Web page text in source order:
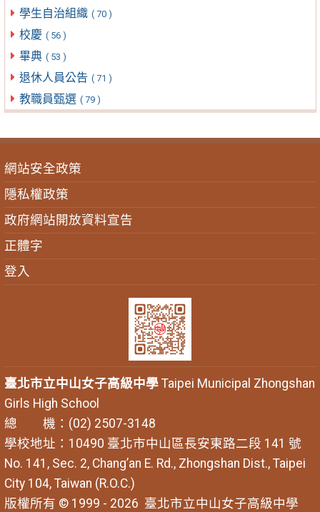
學生自治組織 ( 70 )
校慶 ( 56 )
畢典 ( 53 )
退休人員公告 ( 71 )
教職員甄選 ( 79 )
網站安全政策
隱私權政策
政府網站開放資料宣告
正體字
登入
臺北市立中山女子高級中學Taipei Municipal Zhongshan
Girls High School
總 機：(02) 2507-3148
學校地址：10490 臺北市中山區長安東路二段 141 號
No. 141, Sec. 2, Chang’an E. Rd., Zhongshan Dist., Taipei
City 104, Taiwan (R.O.C.)
版權所有 © 1999 - 2026 臺北市立中山女子高級中學